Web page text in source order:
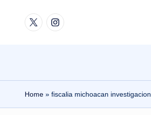
TwitterInstagram
Home » fiscalia michoacan investigacion